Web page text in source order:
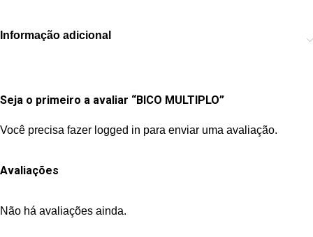
Informação adicional
Avaliações
Não há avaliações ainda.
Seja o primeiro a avaliar “BICO MULTIPLO”
Você precisa fazer logged in para enviar uma avaliação.